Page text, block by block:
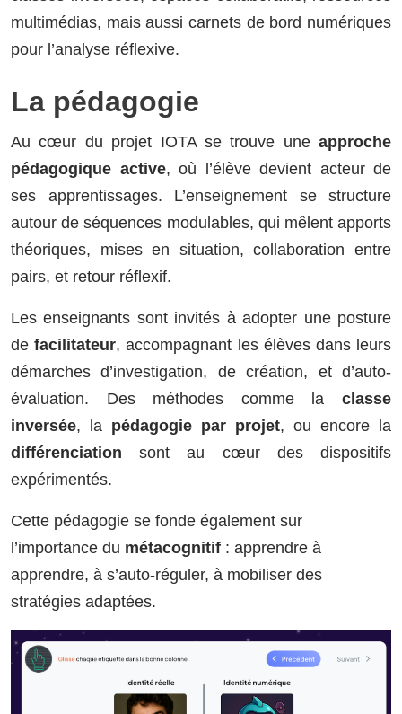
multimédias, mais aussi carnets de bord numériques
pour l’analyse réflexive.
La pédagogie
Au cœur du projet IOTA se trouve une approche
pédagogique active, où l’élève devient acteur de
ses apprentissages. L’enseignement se structure
autour de séquences modulables, qui mêlent apports
théoriques, mises en situation, collaboration entre
pairs, et retour réflexif.
Les enseignants sont invités à adopter une posture
defacilitateur, accompagnant les élèves dans leurs
démarches d’investigation, de création, et d’auto-
évaluation. Des méthodes comme la classe
inversée, la pédagogie par projet, ou encore la
différenciation sont au cœur des dispositifs
expérimentés.
Cette pédagogie se fonde également sur
l’importance du métacognitif : apprendre à
apprendre, à s’auto-réguler, à mobiliser des
stratégies adaptées.